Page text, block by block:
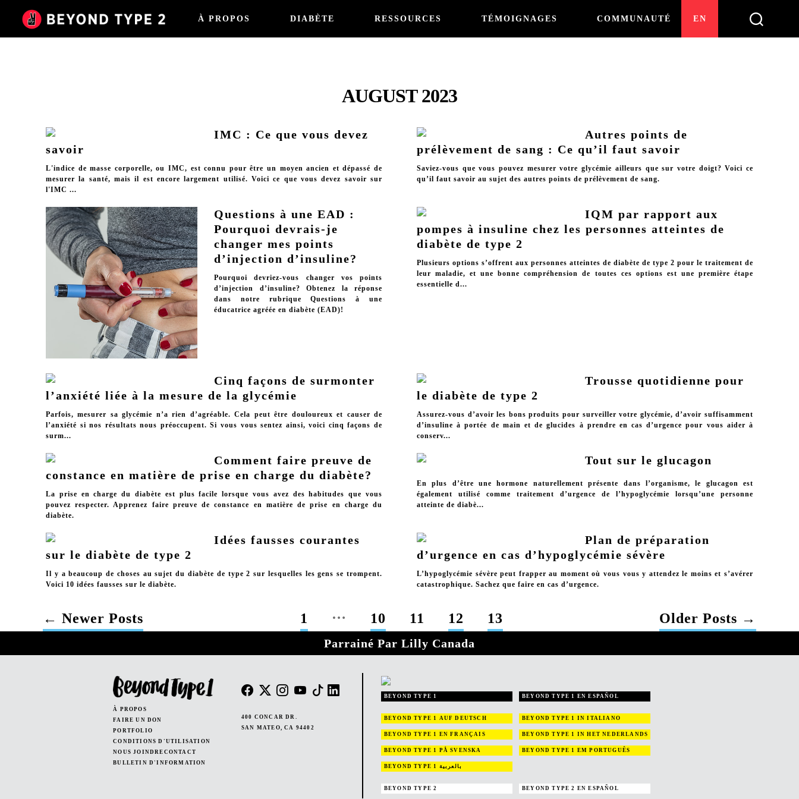
À PROPOS DIABÈTE RESSOURCES TÉMOIGNAGES COMMUNAUTÉ EN
AUGUST 2023
IMC : Ce que vous devez
savoir
L'indice de masse corporelle, ou IMC, est connu pour être un moyen ancien et dépassé de
mesurer la santé, mais il est encore largement utilisé. Voici ce que vous devez savoir sur
l'IMC ...
Autres points de
prélèvement de sang : Ce qu’il faut savoir
Saviez-vous que vous pouvez mesurer votre glycémie ailleurs que sur votre doigt? Voici ce
qu’il faut savoir au sujet des autres points de prélèvement de sang.
Questions à une EAD :
Pourquoi devrais-je
changer mes points
d’injection d’insuline?
Pourquoi devriez-vous changer vos points
d’injection d’insuline? Obtenez la réponse
dans notre rubrique Questions à une
éducatrice agréée en diabète (EAD)!
IQM par rapport aux
pompes à insuline chez les personnes atteintes de
diabète de type 2
Plusieurs options s’offrent aux personnes atteintes de diabète de type 2 pour le traitement de
leur maladie, et une bonne compréhension de toutes ces options est une première étape
essentielle d...
Cinq façons de surmonter
l’anxiété liée à la mesure de la glycémie
Parfois, mesurer sa glycémie n’a rien d’agréable. Cela peut être douloureux et causer de
l’anxiété si nos résultats nous préoccupent. Si vous vous sentez ainsi, voici cinq façons de
surm...
Trousse quotidienne pour
le diabète de type 2
Assurez-vous d’avoir les bons produits pour surveiller votre glycémie, d’avoir suffisamment
d’insuline à portée de main et de glucides à prendre en cas d’urgence pour vous aider à
conserv...
Comment faire preuve de
constance en matière de prise en charge du diabète?
La prise en charge du diabète est plus facile lorsque vous avez des habitudes que vous
pouvez respecter. Apprenez faire preuve de constance en matière de prise en charge du
diabète.
Tout sur le glucagon
En plus d’être une hormone naturellement présente dans l’organisme, le glucagon est
également utilisé comme traitement d’urgence de l’hypoglycémie lorsqu’une personne
atteinte de diabè...
Idées fausses courantes
sur le diabète de type 2
Il y a beaucoup de choses au sujet du diabète de type 2 sur lesquelles les gens se trompent.
Voici 10 idées fausses sur le diabète.
Plan de préparation
d’urgence en cas d’hypoglycémie sévère
L’hypoglycémie sévère peut frapper au moment où vous vous y attendez le moins et s’avérer
catastrophique. Sachez que faire en cas d’urgence.
POSTS
PAGINATION
← Newer Posts 1 … 10 11 12 13 Older Posts →
Parrainé Par Lilly Canada
À PROPOS
FAIRE UN DON
PORTFOLIO
CONDITIONS D'UTILISATION
NOUS JOINDRECONTACT
BULLETIN D'INFORMATION
400 CONCAR DR.
SAN MATEO, CA 94402
BEYOND TYPE 1 BEYOND TYPE 1 EN ESPAÑOL
BEYOND TYPE 1 AUF DEUTSCH BEYOND TYPE 1 IN ITALIANO
BEYOND TYPE 1 EN FRANÇAIS BEYOND TYPE 1 IN HET NEDERLANDS
BEYOND TYPE 1 PÅ SVENSKA BEYOND TYPE 1 EM PORTUGUÊS
BEYOND TYPE 1 بالعربية
BEYOND TYPE 2 BEYOND TYPE 2 EN ESPAÑOL